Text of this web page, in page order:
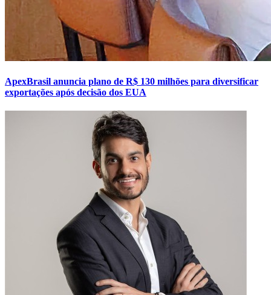
ApexBrasil anuncia plano de R$ 130 milhões para diversificar
exportações após decisão dos EUA